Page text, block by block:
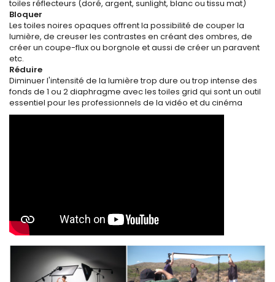
toiles réflecteurs (doré, argent, sunlight, blanc ou tissu mat)
Bloquer
Les toiles noires opaques offrent la possibilité de couper la
lumière, de creuser les contrastes en créant des ombres, de
créer un coupe-flux ou borgnole et aussi de créer un paravent
etc.
Réduire
Diminuer l'intensité de la lumière trop dure ou trop intense des
fonds de 1 ou 2 diaphragme avec les toiles grid qui sont un outil
essentiel pour les professionnels de la vidéo et du cinéma